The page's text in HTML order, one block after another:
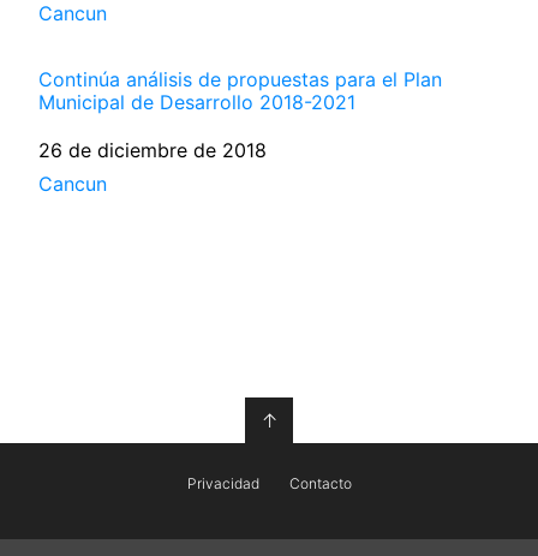
Respecto a
Cancun
Continúa análisis de propuestas para el Plan
Municipal de Desarrollo 2018-2021
Fecha
26 de diciembre de 2018
Respecto a
Cancun
↑
Privacidad Contacto